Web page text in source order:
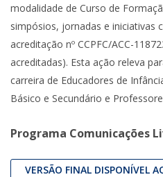
modalidade de Curso de
simpósios, jornadas e iniciativas
acreditação nº CCPFC/ACC-
acreditadas). Esta ação releva
carreira de Educadores de
Básico e Secundário e
Programa Comunicações
VERSÃO FINAL DISPONÍVEL